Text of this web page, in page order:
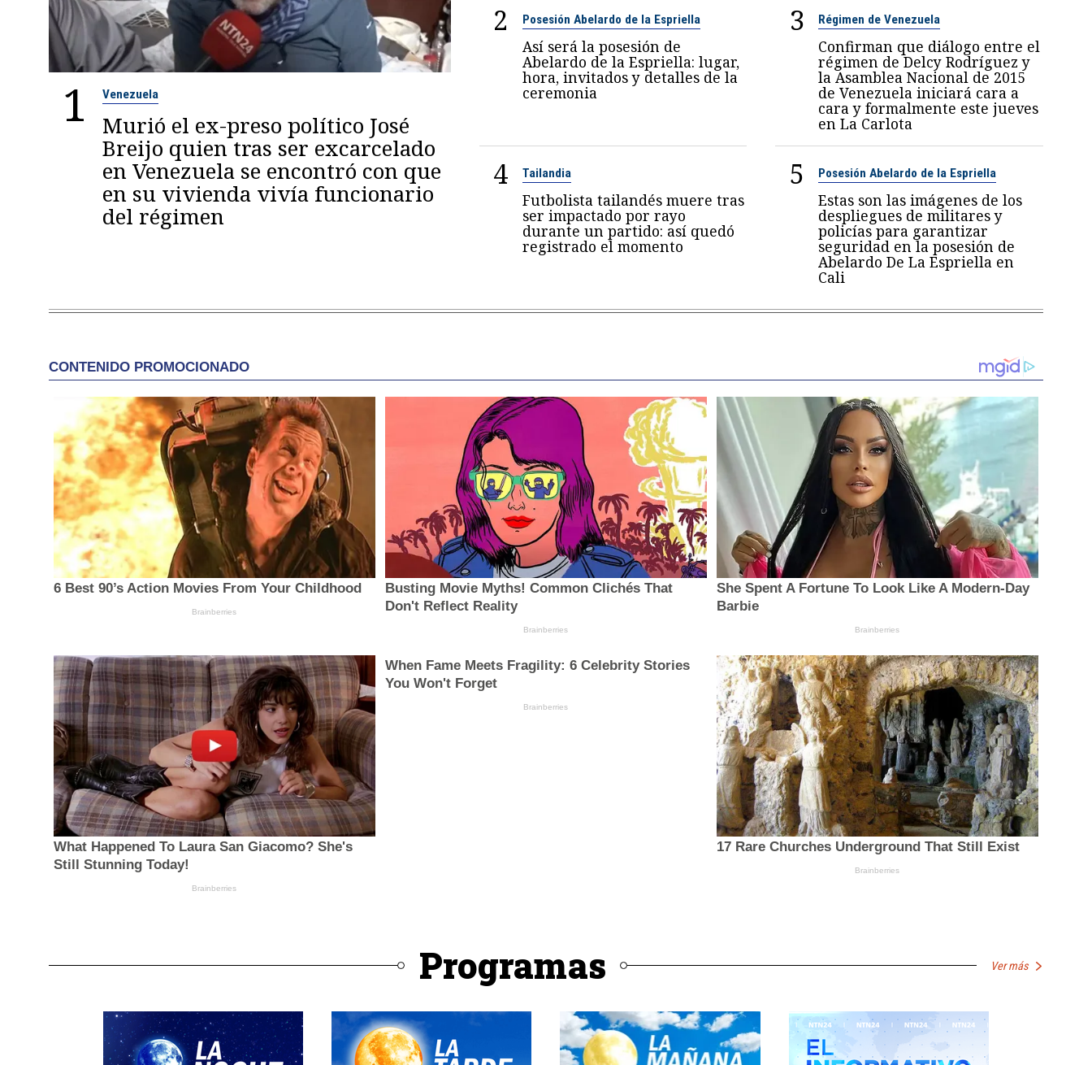
1 Venezuela
Murió el ex-preso político José
Breijo quien tras ser excarcelado
en Venezuela se encontró con que
en su vivienda vivía funcionario
del régimen
2 Posesión Abelardo de la Espriella
Así será la posesión de
Abelardo de la Espriella: lugar,
hora, invitados y detalles de la
ceremonia
3 Régimen de Venezuela
Confirman que diálogo entre el
régimen de Delcy Rodríguez y
la Asamblea Nacional de 2015
de Venezuela iniciará cara a
cara y formalmente este jueves
en La Carlota
4 Tailandia
Futbolista tailandés muere tras
ser impactado por rayo
durante un partido: así quedó
registrado el momento
5 Posesión Abelardo de la Espriella
Estas son las imágenes de los
despliegues de militares y
policías para garantizar
seguridad en la posesión de
Abelardo De La Espriella en
Cali
Programas Ver más